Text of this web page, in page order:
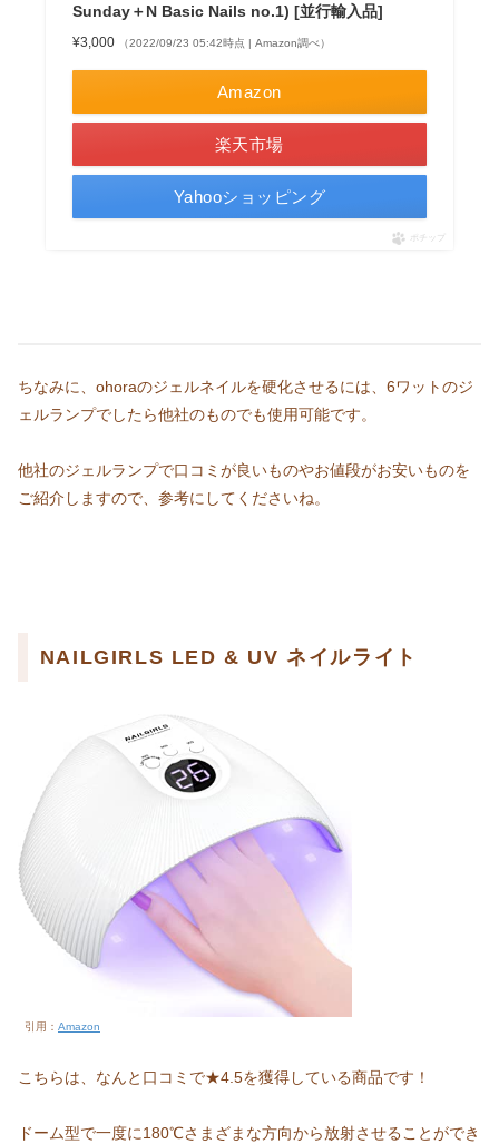
Sunday＋N Basic Nails no.1) [並行輸入品]
¥3,000 （2022/09/23 05:42時点 | Amazon調べ）
Amazon
楽天市場
Yahooショッピング
ポチップ
ちなみに、ohoraのジェルネイルを硬化させるには、6ワットのジ
ェルランプでしたら他社のものでも使用可能です。
他社のジェルランプで口コミが良いものやお値段がお安いものを
ご紹介しますので、参考にしてくださいね。
NAILGIRLS LED & UV ネイルライト
引用： Amazon
こちらは、なんと口コミで★4.5を獲得している商品です！
ドーム型で一度に180℃さまざまな方向から放射させることができ